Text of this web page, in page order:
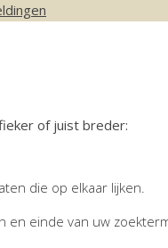
of juist breder:
die op elkaar lijken.
en einde van uw